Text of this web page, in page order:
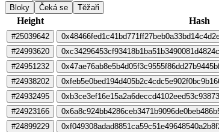
Bloky
Čeká se Těžaři
Height Hash
#25039642
#24993620
#24951232
#24938202
#24932495
#24923166
#24899229